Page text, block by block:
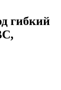
гибкий